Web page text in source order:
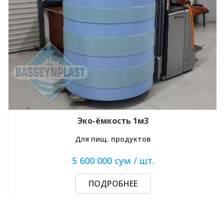
Эко-ёмкость 1м3
Для пищ. продуктов
5 600 000 сум / шт.
ПОДРОБНЕЕ